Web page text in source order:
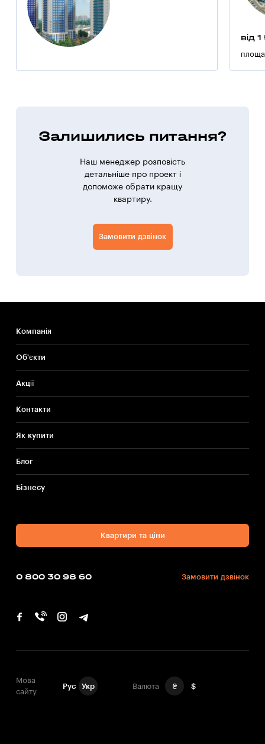
від
Залишились питання?
Наш менеджер розповість
детальніше про проект і
допоможе обрати кращу
квартиру.
Замовити дзвінок
Компанія
Об'єкти
Акції
Контакти
Як купити
Блог
Бiзнесу
Квартири та ціни
0 800 30 98 60 Замовити дзвінок
Мова
сайту
Рус Укр Валюта ₴ $